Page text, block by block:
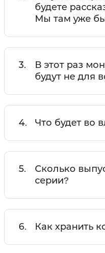
будете
Мы там уже
3.
В этот раз
будут не для
4. Что будет во
5.
Сколько
серии?
6. Как хранить